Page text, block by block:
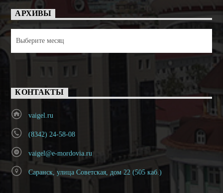
АРХИВЫ
КОНТАКТЫ
vaigel.ru
(8342) 24-58-08
vaigel@e-mordovia.ru
Саранск, улица Советская, дом 22 (505 каб.)